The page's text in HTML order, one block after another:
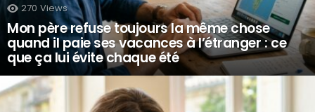
270 Views
Mon père refuse toujours la même chose
quand il paie ses vacances à l’étranger : ce
que ça lui évite chaque été